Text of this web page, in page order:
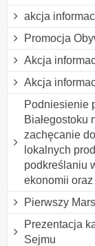
akcja
Promocja
Akcja
Akcja
Podniesienie
Białegostoku
zachęcanie
lokalnych
podkreślaniu
ekonomii oraz
Pierwszy
Prezentacja
Sejmu